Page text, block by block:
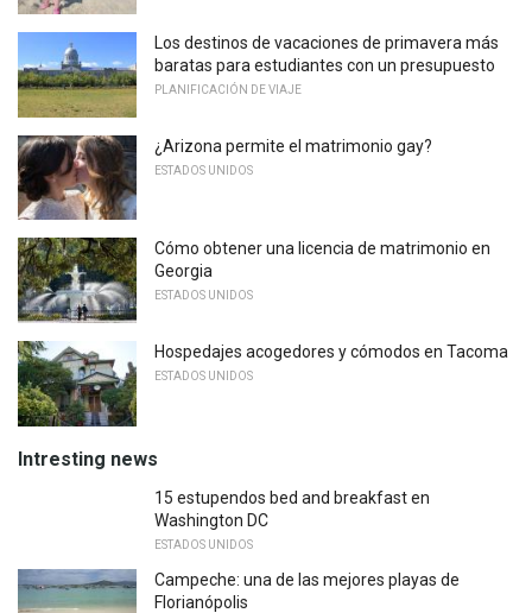
Los destinos de vacaciones de primavera más
baratas para estudiantes con un presupuesto
PLANIFICACIÓN DE VIAJE
¿Arizona permite el matrimonio gay?
ESTADOS UNIDOS
Cómo obtener una licencia de matrimonio en
Georgia
ESTADOS UNIDOS
Hospedajes acogedores y cómodos en Tacoma
ESTADOS UNIDOS
Intresting news
15 estupendos bed and breakfast en
Washington DC
ESTADOS UNIDOS
Campeche: una de las mejores playas de
Florianópolis